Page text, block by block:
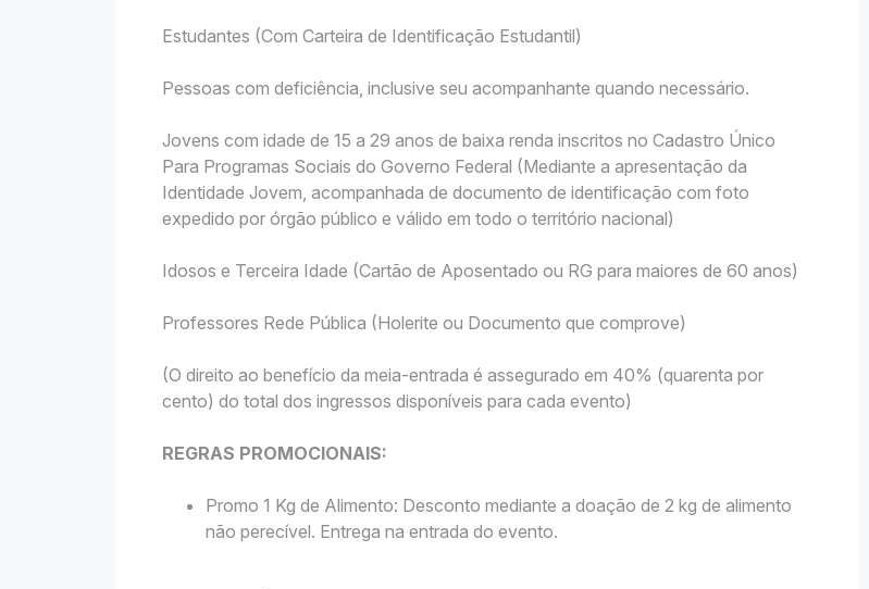
Estudantes (Com Carteira de Identificação Estudantil)
Pessoas com deficiência, inclusive seu acompanhante quando necessário.
Jovens com idade de 15 a 29 anos de baixa renda inscritos no Cadastro Único
Para Programas Sociais do Governo Federal (Mediante a apresentação da
Identidade Jovem, acompanhada de documento de identificação com foto
expedido por órgão público e válido em todo o território nacional)
Idosos e Terceira Idade (Cartão de Aposentado ou RG para maiores de 60 anos)
Professores Rede Pública (Holerite ou Documento que comprove)
(O direito ao benefício da meia-entrada é assegurado em 40% (quarenta por
cento) do total dos ingressos disponíveis para cada evento)
REGRAS PROMOCIONAIS:
Promo 1 Kg de Alimento: Desconto mediante a doação de 2 kg de alimento
não perecível. Entrega na entrada do evento.